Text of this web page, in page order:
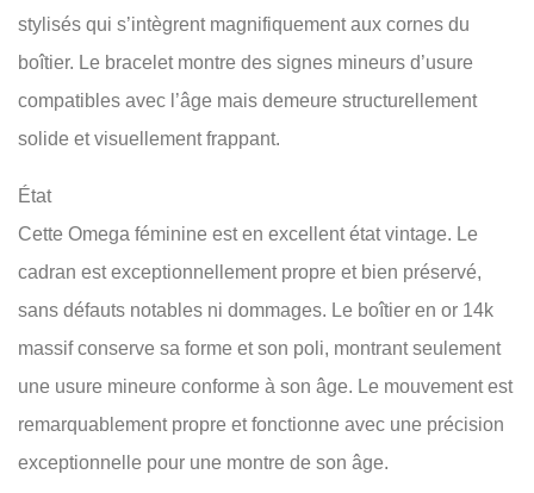
stylisés qui s’intègrent magnifiquement aux cornes du
boîtier. Le bracelet montre des signes mineurs d’usure
compatibles avec l’âge mais demeure structurellement
solide et visuellement frappant.
État
Cette Omega féminine est en excellent état vintage. Le
cadran est exceptionnellement propre et bien préservé,
sans défauts notables ni dommages. Le boîtier en or 14k
massif conserve sa forme et son poli, montrant seulement
une usure mineure conforme à son âge. Le mouvement est
remarquablement propre et fonctionne avec une précision
exceptionnelle pour une montre de son âge.